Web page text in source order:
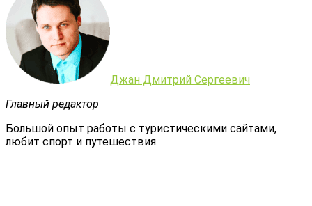
Джан Дмитрий Сергеевич
Главный редактор
Большой опыт работы с туристическими сайтами,
любит спорт и путешествия.